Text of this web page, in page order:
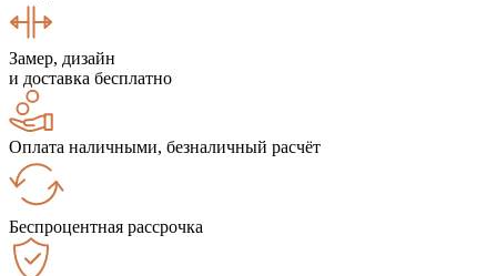
Замер, дизайн
и доставка бесплатно
Оплата наличными, безналичный расчёт
Беспроцентная рассрочка